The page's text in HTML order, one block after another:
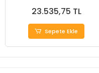
23.535,75 TL
Sepete Ekle